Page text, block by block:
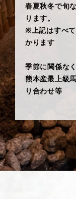
春夏秋冬で旬
ります。
※上記はすべ
かります
季節に関係な
熊本産最上級
り合わせ等